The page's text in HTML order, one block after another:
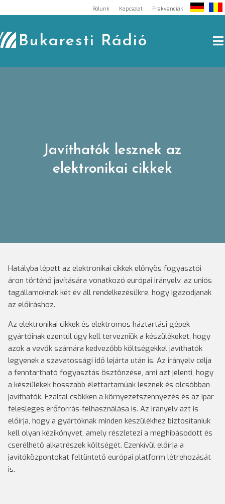
to
content
Rólunk Kapcsolat Frekvenciák
Bukaresti Rádió
Javíthatók lesznek az
elektronikai cikkek
Hatályba lépett az elektronikai cikkek előnyös fogyasztói
áron történő javítására vonatkozó európai irányelv, az uniós
tagállamoknak két év áll rendelkezésükre, hogy igazodjanak
az előiráshoz.
Az elektronikai cikkek és elektromos háztartási gépek
gyártóinak ezentúl úgy kell tervezniük a készülékeket, hogy
azok a vevők számára kedvezőbb költségekkel javíthatók
legyenek a szavatossági idő lejárta után is. Az irányelv célja
a fenntartható fogyasztás ösztönzése, ami azt jelenti, hogy
a készülékek hosszabb élettartamúak lesznek és olcsóbban
javíthatók. Ezáltal csökken a környezetszennyezés és az ipar
felesleges erőforrás-felhasználása is. Az irányelv azt is
előírja, hogy a gyártóknak minden készülékhez biztosítaniuk
kell olyan kézikönyvet, amely részletezi a meghibásodott és
cserélhető alkatrészek költségét. Ezenkívül előírja a
javítóközpontokat feltüntető európai platform létrehozását
is.